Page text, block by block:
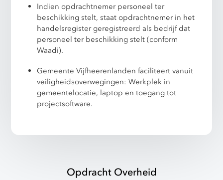
Indien opdrachtnemer personeel ter
beschikking stelt, staat opdrachtnemer in het
handelsregister geregistreerd als bedrijf dat
personeel ter beschikking stelt (conform
Waadi).
Gemeente Vijfheerenlanden faciliteert vanuit
veiligheidsoverwegingen: Werkplek in
gemeentelocatie, laptop en toegang tot
projectsoftware.
Opdracht Overheid